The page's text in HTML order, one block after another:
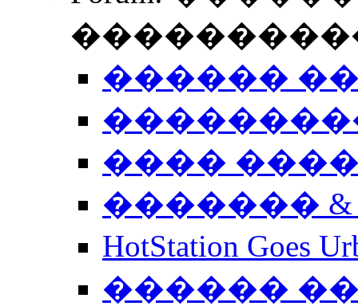
������
����
�������
HotStation
������